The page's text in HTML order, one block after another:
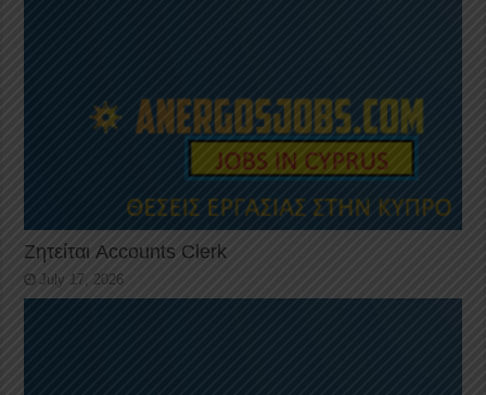
Ζητείται Accounts Clerk
July 17, 2026